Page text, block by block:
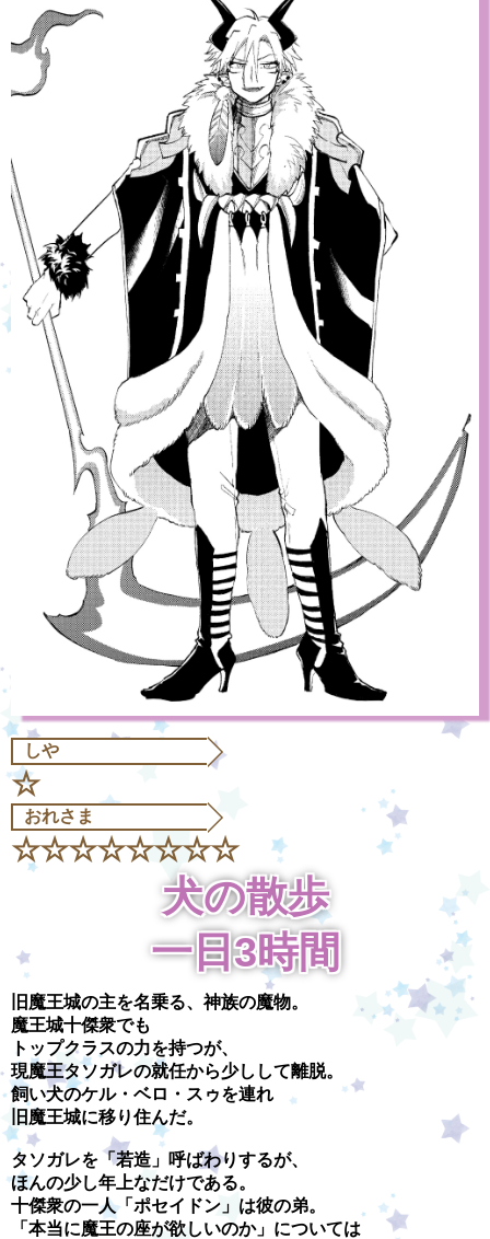
しや
☆
おれさま
☆☆☆☆☆☆☆☆
犬の散歩
一日3時間
旧魔王城の主を名乗る、神族の魔物。
魔王城十傑衆でも
トップクラスの力を持つが、
現魔王タソガレの就任から少しして離脱。
飼い犬のケル・ベロ・スゥを連れ
旧魔王城に移り住んだ。
タソガレを「若造」呼ばわりするが、
ほんの少し年上なだけである。
十傑衆の一人「ポセイドン」は彼の弟。
「本当に魔王の座が欲しいのか」については